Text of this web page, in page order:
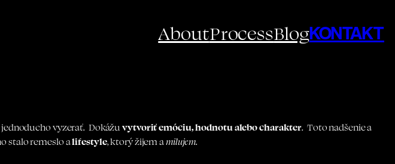
AboutProcessBlogKONTAKT
jednoducho vyzerať. Dokážuvytvoriť emóciu, hodnotu alebo charakter. Toto nadšenie a
stalo remeslo alifestyle, ktorý žijem amilujem.